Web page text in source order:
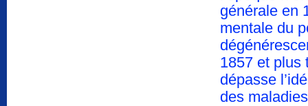
générale en
mentale du
1857 et plus
dépasse
des